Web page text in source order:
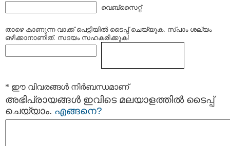
വെബ്സൈറ്റ്
താഴെ കാണുന്ന വാക്ക് പെട്ടിയില്‍ ടൈപ്പ്‌ ചെയ്യുക. സ്പാം ശല്യം
ഒഴിക്കാനാണിത്. സദയം സഹകരിക്കുക!
* ഈ വിവരങ്ങള്‍ നിര്‍ബന്ധമാണ്
അഭിപ്രായങ്ങള്‍ ഇവിടെ മലയാളത്തില്‍ ടൈപ്പ്
ചെയ്യാം. എങ്ങനെ?